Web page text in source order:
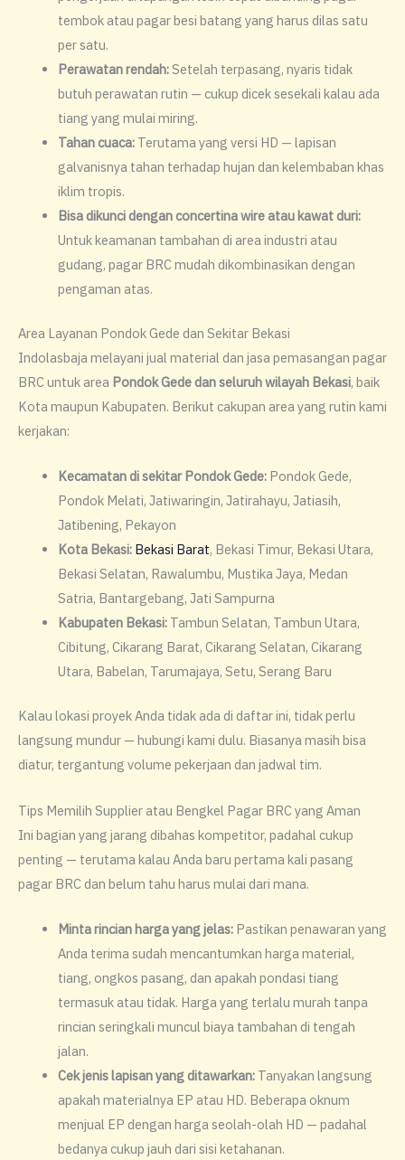
tembok atau pagar besi batang yang harus dilas satu
per satu.
Perawatan rendah:Setelah terpasang, nyaris tidak
butuh perawatan rutin — cukup dicek sesekali kalau ada
tiang yang mulai miring.
Tahan cuaca:Terutama yang versi HD — lapisan
galvanisnya tahan terhadap hujan dan kelembaban khas
iklim tropis.
Bisa dikunci dengan concertina wire atau kawat duri:
Untuk keamanan tambahan di area industri atau
gudang, pagar BRC mudah dikombinasikan dengan
pengaman atas.
Area Layanan Pondok Gede dan Sekitar Bekasi
Indolasbaja melayani jual material dan jasa pemasangan pagar
BRC untuk area Pondok Gede dan seluruh wilayah Bekasi, baik
Kota maupun Kabupaten. Berikut cakupan area yang rutin kami
kerjakan:
Kecamatan di sekitar Pondok Gede:Pondok Gede,
Pondok Melati, Jatiwaringin, Jatirahayu, Jatiasih,
Jatibening, Pekayon
Kota Bekasi: Bekasi Barat, Bekasi Timur, Bekasi Utara,
Bekasi Selatan, Rawalumbu, Mustika Jaya, Medan
Satria, Bantargebang, Jati Sampurna
Kabupaten Bekasi:Tambun Selatan, Tambun Utara,
Cibitung, Cikarang Barat, Cikarang Selatan, Cikarang
Utara, Babelan, Tarumajaya, Setu, Serang Baru
Kalau lokasi proyek Anda tidak ada di daftar ini, tidak perlu
langsung mundur — hubungi kami dulu. Biasanya masih bisa
diatur, tergantung volume pekerjaan dan jadwal tim.
Tips Memilih Supplier atau Bengkel Pagar BRC yang Aman
Ini bagian yang jarang dibahas kompetitor, padahal cukup
penting — terutama kalau Anda baru pertama kali pasang
pagar BRC dan belum tahu harus mulai dari mana.
Minta rincian harga yang jelas:Pastikan penawaran yang
Anda terima sudah mencantumkan harga material,
tiang, ongkos pasang, dan apakah pondasi tiang
termasuk atau tidak. Harga yang terlalu murah tanpa
rincian seringkali muncul biaya tambahan di tengah
jalan.
Cek jenis lapisan yang ditawarkan:Tanyakan langsung
apakah materialnya EP atau HD. Beberapa oknum
menjual EP dengan harga seolah-olah HD — padahal
bedanya cukup jauh dari sisi ketahanan.